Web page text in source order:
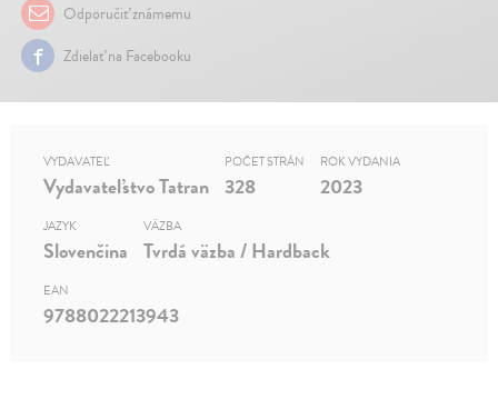
Odporučiť známemu
Zdielať na Facebooku
VYDAVATEĽ
Vydavateľstvo Tatran
POČET STRÁN
328
ROK VYDANIA
2023
JAZYK
Slovenčina
VÄZBA
Tvrdá väzba / Hardback
EAN
9788022213943